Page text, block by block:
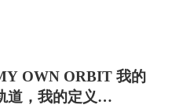
OWN ORBIT 我的
道，我的定义